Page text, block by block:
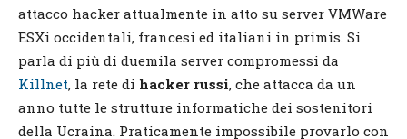
attacco hacker attualmente in atto su server VMWare
ESXi occidentali, francesi ed italiani in primis. Si
parla di più di duemila server compromessi da
Killnet, la rete di hacker russi, che attacca da un
anno tutte le strutture informatiche dei sostenitori
della Ucraina. Praticamente impossibile provarlo con